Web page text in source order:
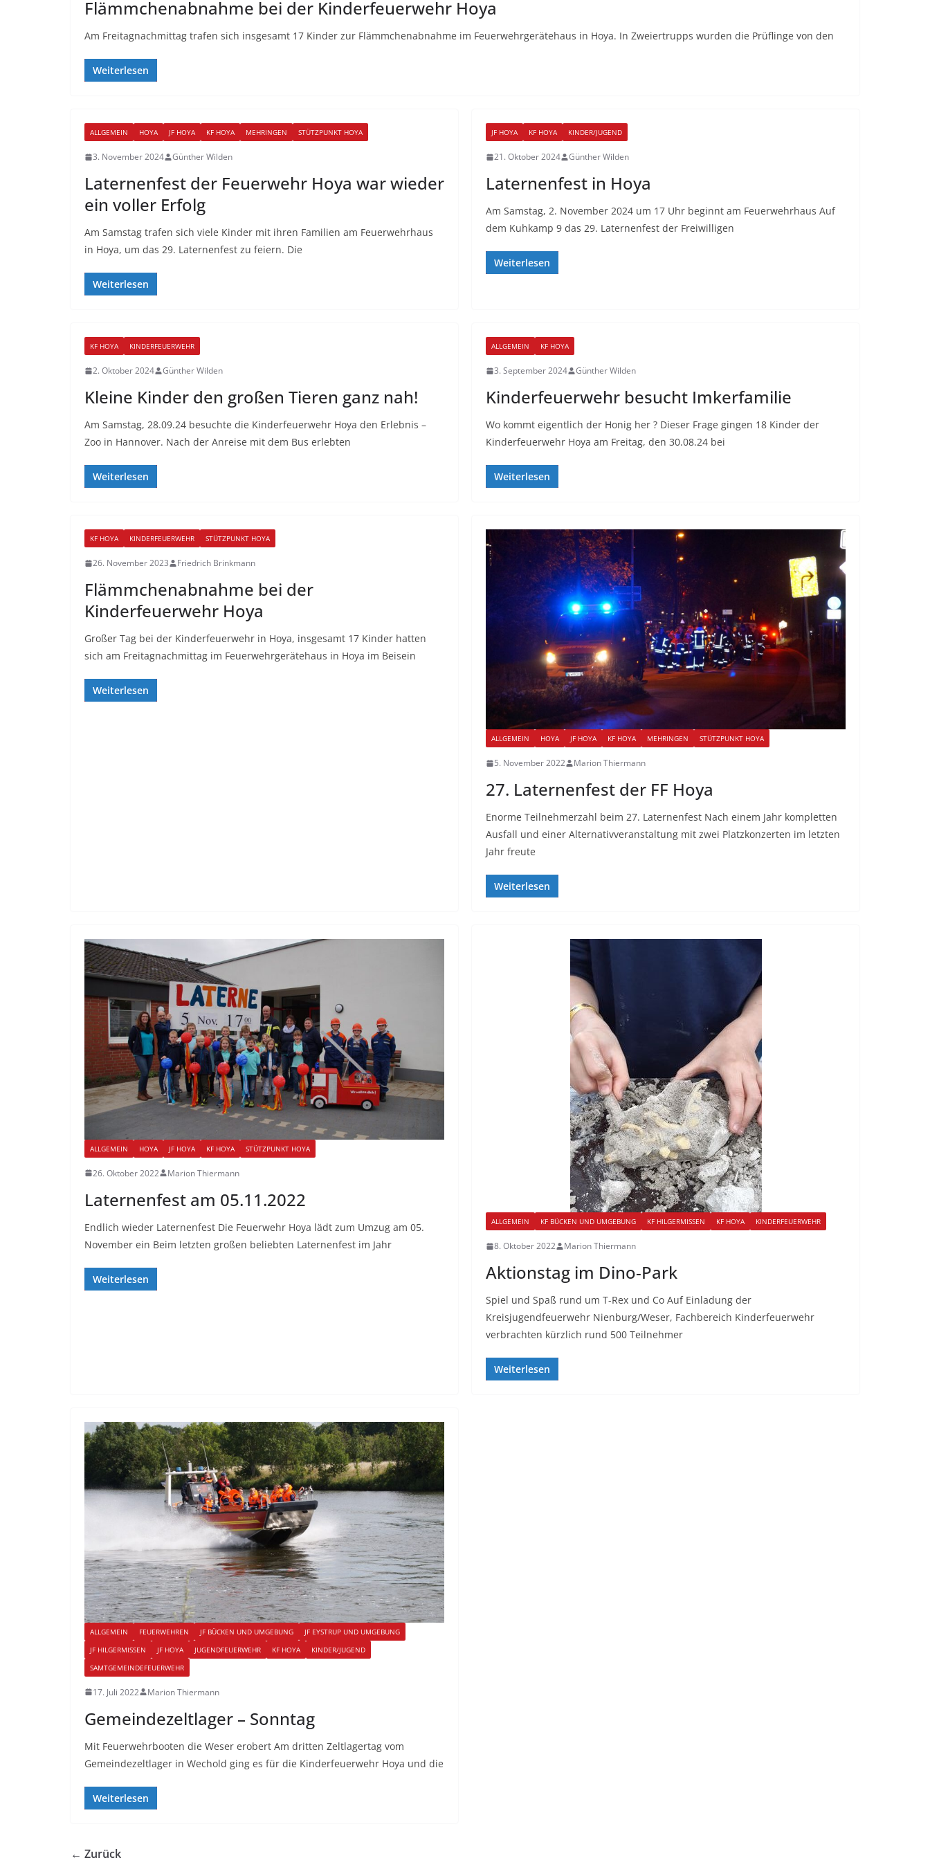
Flämmchenabnahme bei der Kinderfeuerwehr Hoya
Am Freitagnachmittag trafen sich insgesamt 17 Kinder zur Flämmchenabnahme im Feuerwehrgerätehaus in Hoya. In Zweiertrupps wurden die Prüflinge von den
Weiterlesen
ALLGEMEIN HOYA JF HOYA KF HOYA MEHRINGEN STÜTZPUNKT HOYA
3. November 2024 Günther Wilden
Laternenfest der Feuerwehr Hoya war wieder
ein voller Erfolg
Am Samstag trafen sich viele Kinder mit ihren Familien am Feuerwehrhaus
in Hoya, um das 29. Laternenfest zu feiern. Die
Weiterlesen
JF HOYA KF HOYA KINDER/JUGEND
21. Oktober 2024 Günther Wilden
Laternenfest in Hoya
Am Samstag, 2. November 2024 um 17 Uhr beginnt am Feuerwehrhaus Auf
dem Kuhkamp 9 das 29. Laternenfest der Freiwilligen
Weiterlesen
KF HOYA KINDERFEUERWEHR
2. Oktober 2024 Günther Wilden
Kleine Kinder den großen Tieren ganz nah!
Am Samstag, 28.09.24 besuchte die Kinderfeuerwehr Hoya den Erlebnis –
Zoo in Hannover. Nach der Anreise mit dem Bus erlebten
Weiterlesen
ALLGEMEIN KF HOYA
3. September 2024 Günther Wilden
Kinderfeuerwehr besucht Imkerfamilie
Wo kommt eigentlich der Honig her ? Dieser Frage gingen 18 Kinder der
Kinderfeuerwehr Hoya am Freitag, den 30.08.24 bei
Weiterlesen
KF HOYA KINDERFEUERWEHR STÜTZPUNKT HOYA
26. November 2023 Friedrich Brinkmann
Flämmchenabnahme bei der
Kinderfeuerwehr Hoya
Großer Tag bei der Kinderfeuerwehr in Hoya, insgesamt 17 Kinder hatten
sich am Freitagnachmittag im Feuerwehrgerätehaus in Hoya im Beisein
Weiterlesen
ALLGEMEIN HOYA JF HOYA KF HOYA MEHRINGEN STÜTZPUNKT HOYA
5. November 2022 Marion Thiermann
27. Laternenfest der FF Hoya
Enorme Teilnehmerzahl beim 27. Laternenfest Nach einem Jahr kompletten
Ausfall und einer Alternativveranstaltung mit zwei Platzkonzerten im letzten
Jahr freute
Weiterlesen
ALLGEMEIN HOYA JF HOYA KF HOYA STÜTZPUNKT HOYA
26. Oktober 2022 Marion Thiermann
Laternenfest am 05.11.2022
Endlich wieder Laternenfest Die Feuerwehr Hoya lädt zum Umzug am 05.
November ein Beim letzten großen beliebten Laternenfest im Jahr
Weiterlesen
ALLGEMEIN KF BÜCKEN UND UMGEBUNG KF HILGERMISSEN KF HOYA KINDERFEUERWEHR
8. Oktober 2022 Marion Thiermann
Aktionstag im Dino-Park
Spiel und Spaß rund um T-Rex und Co Auf Einladung der
Kreisjugendfeuerwehr Nienburg/Weser, Fachbereich Kinderfeuerwehr
verbrachten kürzlich rund 500 Teilnehmer
Weiterlesen
ALLGEMEIN FEUERWEHREN JF BÜCKEN UND UMGEBUNG
JF EYSTRUP UND UMGEBUNG
JF HILGERMISSEN
JF HOYA JUGENDFEUERWEHR KF HOYA
KINDER/JUGEND
SAMTGEMEINDEFEUERWEHR
17. Juli 2022 Marion Thiermann
Gemeindezeltlager – Sonntag
Mit Feuerwehrbooten die Weser erobert Am dritten Zeltlagertag vom
Gemeindezeltlager in Wechold ging es für die Kinderfeuerwehr Hoya und die
Weiterlesen
← Zurück